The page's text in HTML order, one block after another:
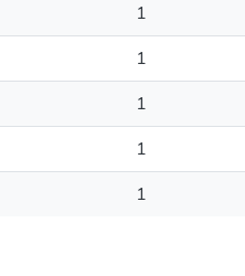
1
1
1
1
1